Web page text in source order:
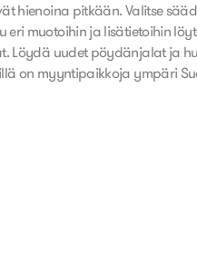
hienoina pitkään. Valitse
eri muotoihin ja lisätietoihin
uudet pöydänjalat ja
on myyntipaikkoja ympäri